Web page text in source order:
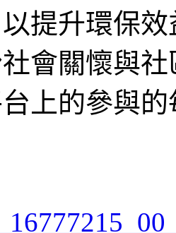
提升環保
會關懷與
上的參與